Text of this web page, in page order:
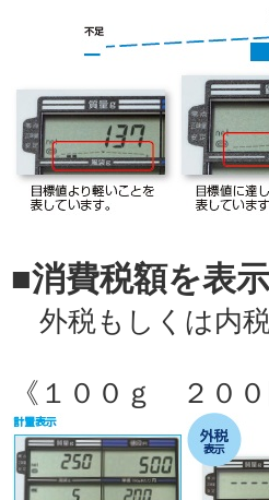
■消費税額を表
外税もしくは内
《１００ｇ ２０